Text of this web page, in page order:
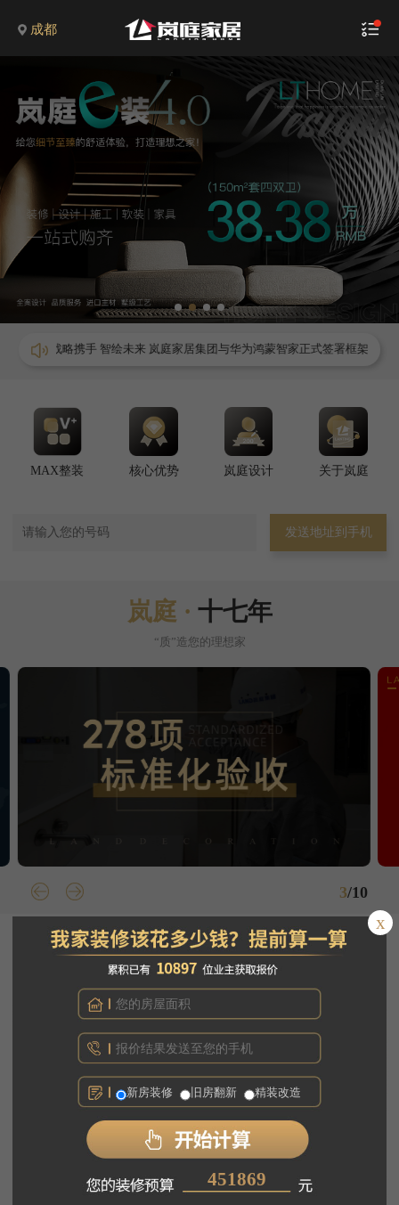
成都
战略携手 智绘未来 岚庭家居集团与华为鸿蒙智家正式签署框架合作协议
MAX整装 核心优势 岚庭设计 关于岚庭
发送地址到手机
岚庭 · 十七年
“质”造您的理想家
4/10
岚 ·甄品
x
新房装修 旧房翻新 精装改造
338207